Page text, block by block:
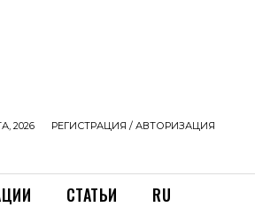
2026 РЕГИСТРАЦИЯ / АВТОРИЗАЦИЯ
СТАТЬИ RU